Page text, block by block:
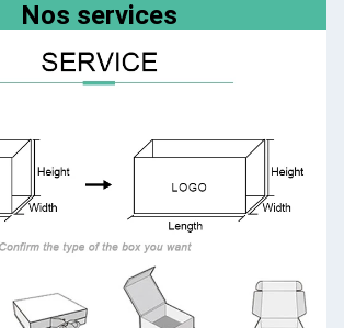
Nos services